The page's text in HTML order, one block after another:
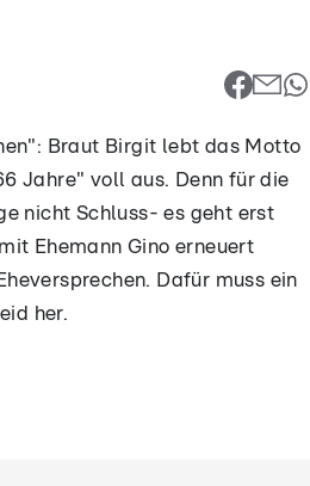
Braut Birgit lebt das Motto
Jahre" voll aus. Denn für die
nicht Schluss- es geht erst
Ehemann Gino erneuert
Dafür muss ein
her.
Braut Birgit lebt das